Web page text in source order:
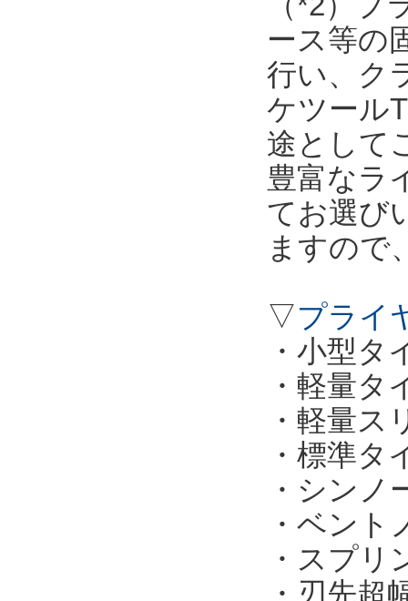
ース等の
行い、ク
ケツール
途として
豊富なラ
てお選び
ますので
▽プライ
・小型タ
・軽量タ
・軽量ス
・標準タ
・シンノ
・ベント
・スプ
・刃先超